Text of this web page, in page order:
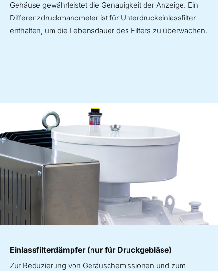
Gehäuse gewährleistet die Genauigkeit der Anzeige. Ein
Differenzdruckmanometer ist für Unterdruckeinlassfilter
enthalten, um die Lebensdauer des Filters zu überwachen.
Einlassfilterdämpfer (nur für Druckgebläse)
Zur Reduzierung von Geräuschemissionen und zum